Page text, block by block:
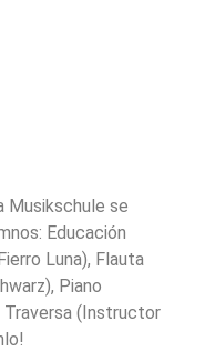
Musikschule se
Educación
Luna), Flauta
Piano
Traversa (Instructor